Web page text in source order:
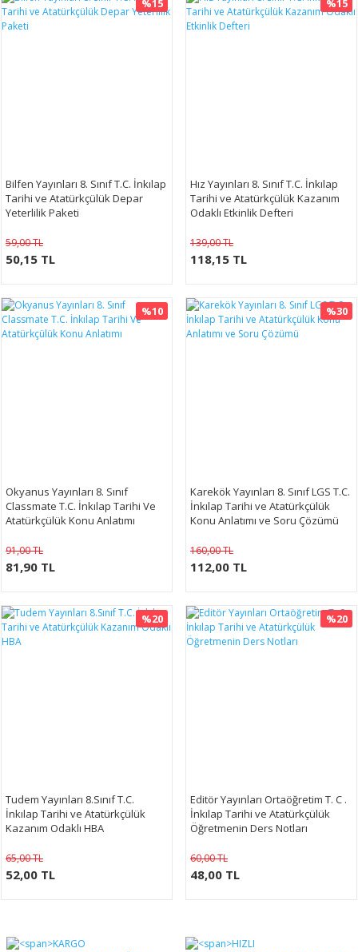
%15
Bilfen Yayınları 8. Sınıf T.C. İnkılap
Tarihi ve Atatürkçülük Depar
Yeterlilik Paketi
59,00 TL
50,15 TL
%15
Hız Yayınları 8. Sınıf T.C. İnkılap
Tarihi ve Atatürkçülük Kazanım
Odaklı Etkinlik Defteri
139,00 TL
118,15 TL
%10
Okyanus Yayınları 8. Sınıf
Classmate T.C. İnkılap Tarihi Ve
Atatürkçülük Konu Anlatımı
91,00 TL
81,90 TL
%30
​Karekök Yayınları 8. Sınıf LGS T.C.
İnkılap Tarihi ve Atatürkçülük
Konu Anlatımı ve Soru Çözümü
160,00 TL
112,00 TL
%20
Tudem Yayınları 8.Sınıf T.C.
İnkılap Tarihi ve Atatürkçülük
Kazanım Odaklı HBA
65,00 TL
52,00 TL
%20
Editör Yayınları Ortaöğretim T. C .
İnkılap Tarihi ve Atatürkçülük
Öğretmenin Ders Notları
60,00 TL
48,00 TL